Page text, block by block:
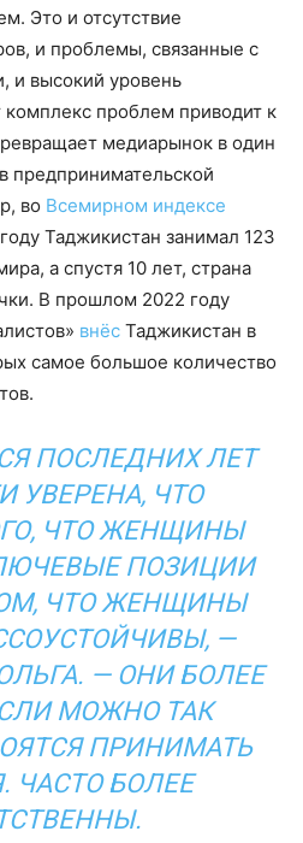
Это и отсутствие
и проблемы, связанные с
и высокий уровень
проблем приводит к
медиарынок в один
предпринимательской
во Всемирном индексе
Таджикистан занимал 123
а спустя 10 лет, страна
В прошлом 2022 году
внёс Таджикистан в
самое большое количество
ПОСЛЕДНИХ ЛЕТ
УВЕРЕНА, ЧТО
ЧТО ЖЕНЩИНЫ
ПОЗИЦИИ
ЧТО ЖЕНЩИНЫ
—
— ОНИ БОЛЕЕ
МОЖНО ТАК
ПРИНИМАТЬ
ЧАСТО БОЛЕЕ